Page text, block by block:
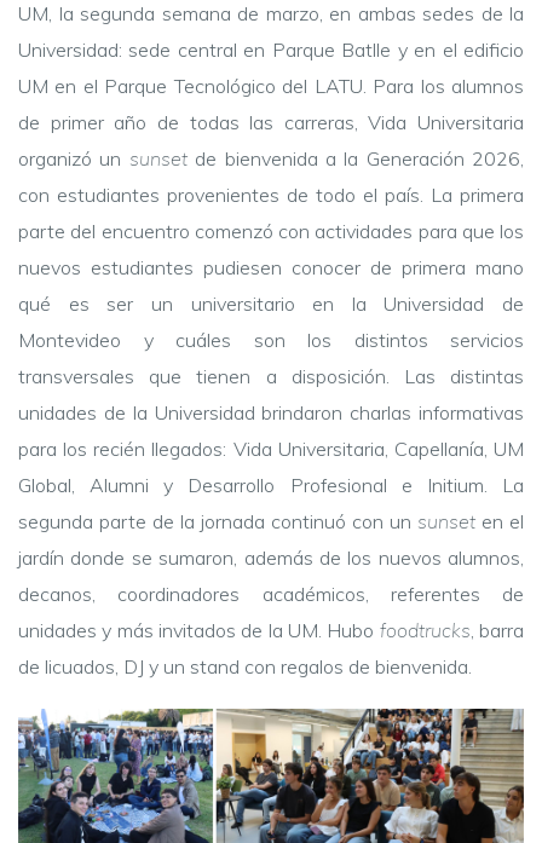
UM, la segunda semana de marzo, en ambas sedes de la
Universidad: sede central en Parque Batlle y en el edificio
UM en el Parque Tecnológico del LATU. Para los alumnos
de primer año de todas las carreras, Vida Universitaria
organizó un sunsetde bienvenida a la Generación 2026,
con estudiantes provenientes de todo el país. La primera
parte del encuentro comenzó con actividades para que los
nuevos estudiantes pudiesen conocer de primera mano
qué es ser un universitario en la Universidad de
Montevideo y cuáles son los distintos servicios
transversales que tienen a disposición. Las distintas
unidades de la Universidad brindaron charlas informativas
para los recién llegados: Vida Universitaria, Capellanía, UM
Global, Alumni y Desarrollo Profesional e Initium. La
segunda parte de la jornada continuó con un sunset en el
jardín donde se sumaron, además de los nuevos alumnos,
decanos, coordinadores académicos, referentes de
unidades y más invitados de la UM. Hubo foodtrucks, barra
de licuados, DJ y un stand con regalos de bienvenida.